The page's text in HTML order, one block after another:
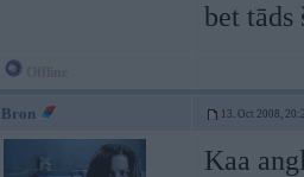
bet
Bron 13. Oct 2008,
Kaa